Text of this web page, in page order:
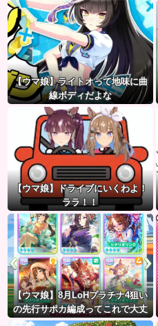
成でもグッズでもなく、これ。
【ウマ娘】ライトオって地味に曲
線ボディだよな
【ウマ娘】ドライブにいくわよ！
ララ！！
【ウマ娘】8月LoHプラチナ4狙い
の先行サポカ編成ってこれで大丈
夫？